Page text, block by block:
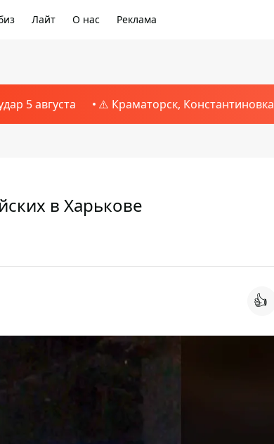
Лайт О нас Реклама
5 августа ⚠️ Краматорск, Константиновка
в Харькове
👍